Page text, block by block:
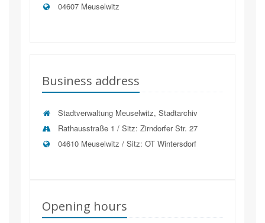
04607 Meuselwitz
Business address
Stadtverwaltung Meuselwitz, Stadtarchiv
Rathausstraße 1 / Sitz: Zirndorfer Str. 27
04610 Meuselwitz / Sitz: OT Wintersdorf
Opening hours